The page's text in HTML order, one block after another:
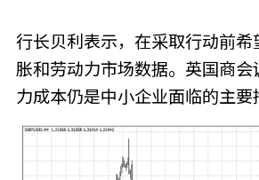
行长贝利表示，在采取行动前
胀和劳动力市场数据。英国商会
力成本仍是中小企业面临的主要